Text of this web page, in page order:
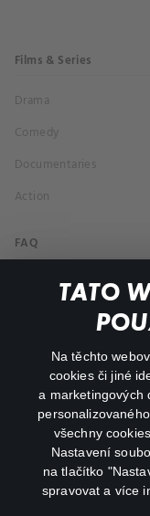
TATO
Na těchto
cookies či jiné
a marketingových
všechny
Nastavení
na tlačítko
spravovat a více
Films & Series
Drama
Comedy
Documentaries
Action
FAQ
My profile
facebook